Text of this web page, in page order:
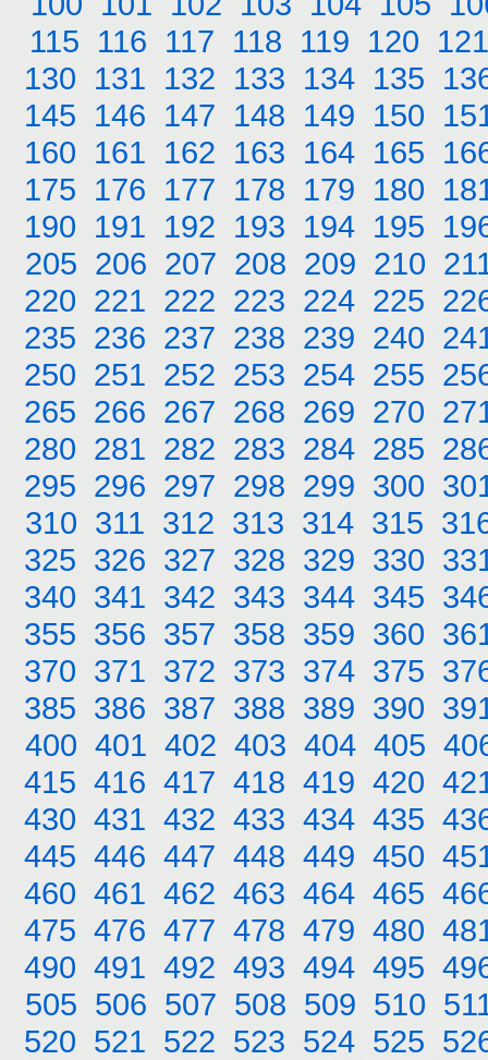
115 116 117 118 119 120 121
130 131 132 133 134 135
145 146 147 148 149 150
160 161 162 163 164 165
175 176 177 178 179 180
190 191 192 193 194 195
205 206 207 208 209 210
220 221 222 223 224 225
235 236 237 238 239 240
250 251 252 253 254 255
265 266 267 268 269 270
280 281 282 283 284 285
295 296 297 298 299 300
310 311 312 313 314 315
325 326 327 328 329 330
340 341 342 343 344 345
355 356 357 358 359 360
370 371 372 373 374 375
385 386 387 388 389 390
400 401 402 403 404 405
415 416 417 418 419 420
430 431 432 433 434 435
445 446 447 448 449 450
460 461 462 463 464 465
475 476 477 478 479 480
490 491 492 493 494 495
505 506 507 508 509 510
520 521 522 523 524 525